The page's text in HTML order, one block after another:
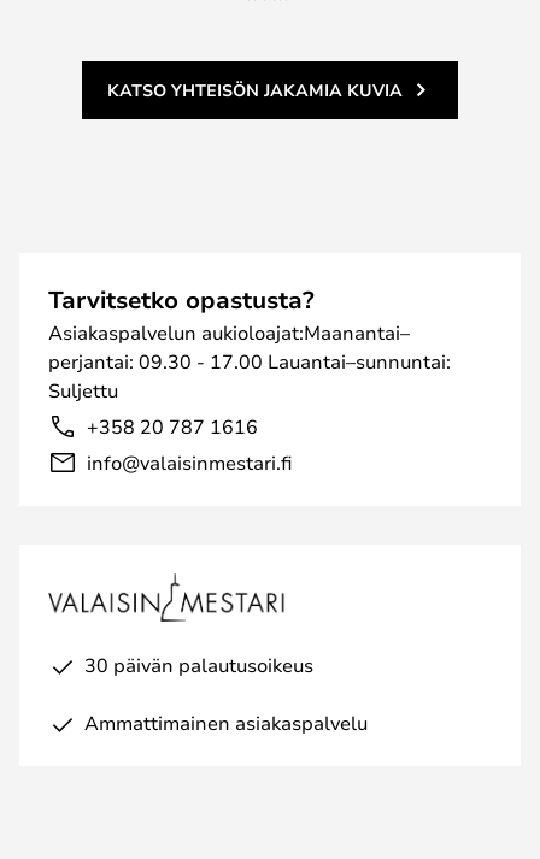
KATSO YHTEISÖN JAKAMIA KUVIA
Tarvitsetko opastusta?
Asiakaspalvelun aukioloajat:Maanantai–
perjantai: 09.30 - 17.00 Lauantai–sunnuntai:
Suljettu
+358 20 787 1616
info@valaisinmestari.fi
30 päivän palautusoikeus
Ammattimainen asiakaspalvelu